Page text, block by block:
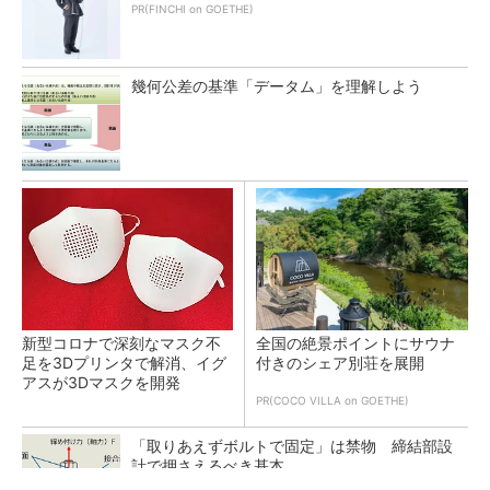
PR(FINCHI on GOETHE)
幾何公差の基準「データム」を理解しよう
新型コロナで深刻なマスク不
足を3Dプリンタで解消、イグ
アスが3Dマスクを開発
全国の絶景ポイントにサウナ
付きのシェア別荘を展開
PR(COCO VILLA on GOETHE)
「取りあえずボルトで固定」は禁物 締結部設
計で押さえるべき基本